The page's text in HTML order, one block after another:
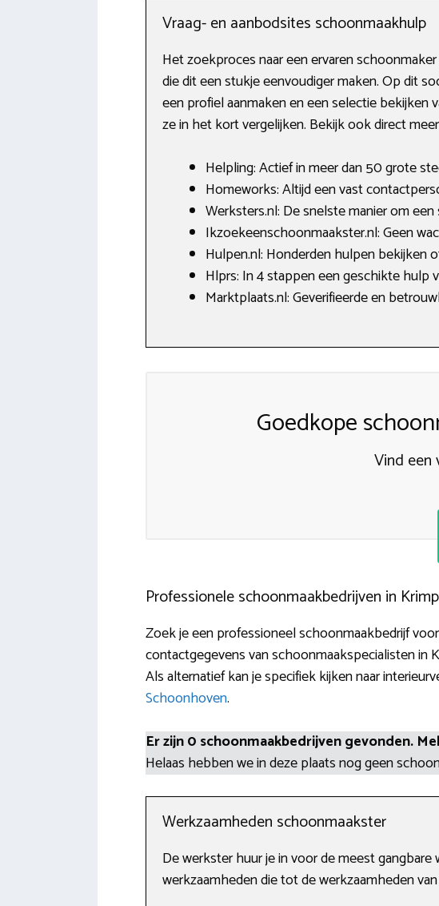
Vraag- en aanbodsites schoonmaakhulp
Het zoekproces naar een ervaren
die dit een stukje eenvoudiger maken. Op dit
een profiel aanmaken en een selectie bekijken
ze in het kort vergelijken. Bekijk ook direct
Helpling: Actief in meer dan 50 grote
Homeworks: Altijd een vast
Werksters.nl: De snelste manier om
Ikzoekeenschoonmaakster.nl: Geen
Hulpen.nl: Honderden hulpen bekijken
Hlprs: In 4 stappen een geschikte hulp
Marktplaats.nl: Geverifieerde en
Goedkope
Vind een
Professionele schoonmaakbedrijven in
Zoek je een professioneel schoonmaakbedrijf
contactgegevens van schoonmaakspecialisten in
Als alternatief kan je specifiek kijken naar
Schoonhoven.
Er zijn 0 schoonmaakbedrijven gevonden.
Helaas hebben we in deze plaats nog geen
Werkzaamheden schoonmaakster
De werkster huur je in voor de meest
werkzaamheden die tot de werkzaamheden